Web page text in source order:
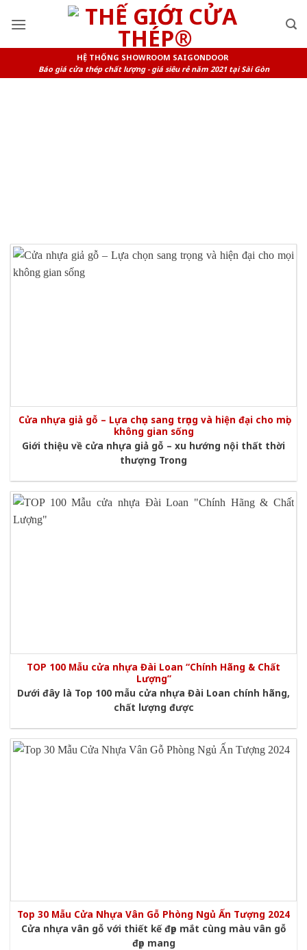
HỆ THỐNG SHOWROOM SAIGONDOOR
Báo giá cửa thép chất lượng - giá siêu rẻ năm 2021 tại Sài Gòn
Cửa nhựa giả gỗ – Lựa chọn sang trọng và hiện đại cho mọi
không gian sống
Giới thiệu về cửa nhựa giả gỗ – xu hướng nội thất thời
thượng Trong
TOP 100 Mẫu cửa nhựa Đài Loan “Chính Hãng & Chất
Lượng”
Dưới đây là Top 100 mẫu cửa nhựa Đài Loan chính hãng,
chất lượng được
Top 30 Mẫu Cửa Nhựa Vân Gỗ Phòng Ngủ Ấn Tượng 2024
Cửa nhựa vân gỗ với thiết kế đẹp mắt cùng màu vân gỗ
đẹp mang